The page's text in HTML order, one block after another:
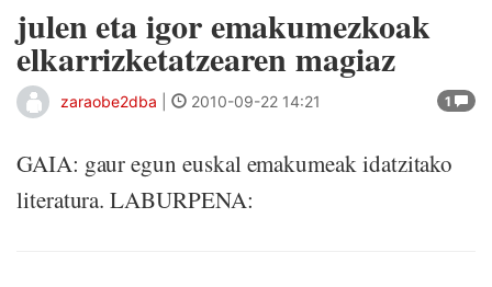
julen eta igor emakumezkoak
elkarrizketatzearen magiaz
1
zaraobe2dba 2010-09-22 14:21
GAIA: gaur egun euskal emakumeak idatzitako
literatura. LABURPENA: